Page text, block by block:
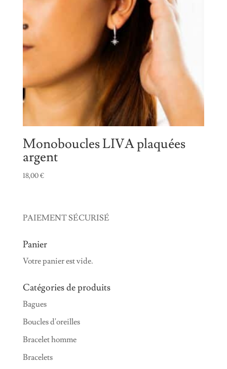
Monoboucles LIVA plaquées
argent
18,00€
PAIEMENT SÉCURISÉ
Panier
Votre panier est vide.
Catégories de produits
Bagues
Boucles d'oreilles
Bracelet homme
Bracelets